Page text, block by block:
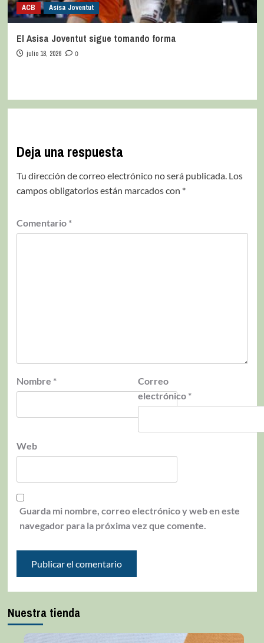
ACB Asisa Joventut
El Asisa Joventut sigue tomando forma
julio 18, 2026 0
Deja una respuesta
Tu dirección de correo electrónico no será publicada. Los
campos obligatorios están marcados con *
Comentario *
Nombre *
Correo
electrónico *
Web
Guarda mi nombre, correo electrónico y web en este
navegador para la próxima vez que comente.
Nuestra tienda